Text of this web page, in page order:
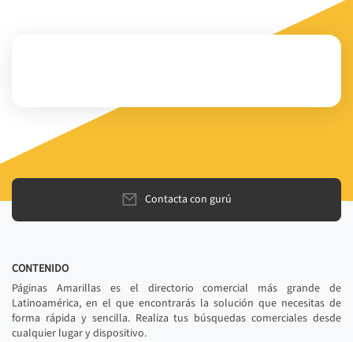
Contacta con gurú
CONTENIDO
Páginas Amarillas es el directorio comercial más grande de
Latinoamérica, en el que encontrarás la solución que necesitas de
forma rápida y sencilla. Realiza tus búsquedas comerciales desde
cualquier lugar y dispositivo.